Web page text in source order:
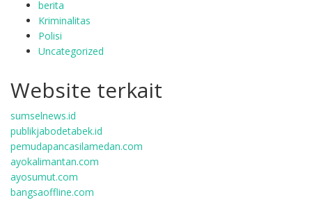
berita
Kriminalitas
Polisi
Uncategorized
Website terkait
sumselnews.id
publikjabodetabek.id
pemudapancasilamedan.com
ayokalimantan.com
ayosumut.com
bangsaoffline.com